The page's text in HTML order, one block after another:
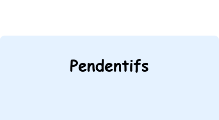
Pendentifs